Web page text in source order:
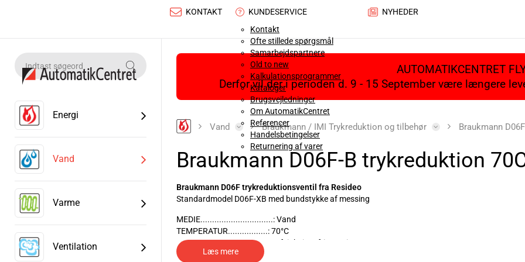
KONTAKT
KUNDESERVICE
Kontakt
Ofte stillede spørgsmål
Samarbejdspartnere
Old to new
Kalkulationsprogrammer
Kataloger
Brugsvejledninger
Om AutomatikCentret
Referencer
Handelsbetingelser
Returnering af varer
NYHEDER
Energi
Vand
Varme
Ventilation
AUTOMATIKCENTRET
Derfor vil der i perioden d. 9 - 15 September være længere
Vand Braukmann / IMI Trykreduktion og tilbehør Braukmann
Braukmann D06F-B trykreduktion
Braukmann D06F trykreduktionsventil fra Resideo
Standardmodel D06F-XB med bundstykke af messing
MEDIE...............................: Vand
TEMPERATUR.................: 70°C
MATERIALE......................: Afzinkningsfri messing
INDBYGGET SNAVSSI...: 0,16 mm (kan udskiftes)
Læs mere